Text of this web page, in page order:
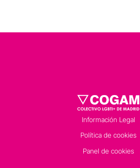
Información Legal
Política de cookies
Panel de cookies